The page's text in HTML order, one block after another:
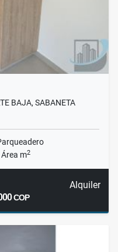
BAJA, SABANETA
Área m2
Alquiler
COP